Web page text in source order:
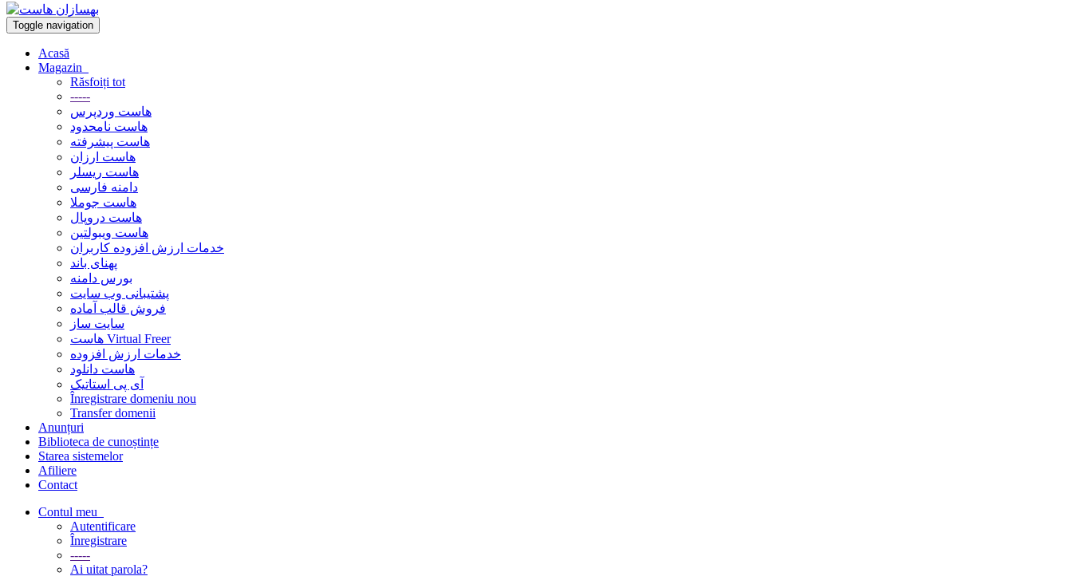
Toggle navigation
Acasă
Magazin
Răsfoiți tot
-----
هاست وردپرس
هاست نامحدود
هاست پیشرفته
هاست ارزان
هاست ریسلر
دامنه فارسی
هاست جوملا
هاست دروپال
هاست ویبولتین
خدمات ارزش افزوده کاربران
پهنای باند
بورس دامنه
پشتیبانی وب سایت
فروش قالب آماده
سایت ساز
هاست Virtual Freer
خدمات ارزش افزوده
هاست دانلود
آی پی استاتیک
Înregistrare domeniu nou
Transfer domenii
Anunțuri
Biblioteca de cunoștințe
Starea sistemelor
Afiliere
Contact
Contul meu
Autentificare
Înregistrare
-----
Ai uitat parola?